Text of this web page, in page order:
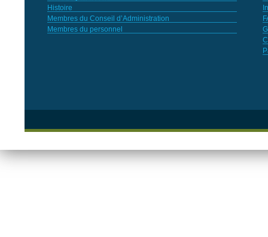
Histoire
Membres du Conseil d’Administration
Membres du personnel